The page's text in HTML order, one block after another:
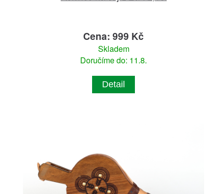
Cena: 999 Kč
Skladem
Doručíme do: 11.8.
Detail